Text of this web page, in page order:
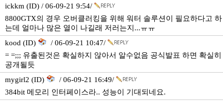
ickkm (ID) / 06-09-21 9:54/
8800GTX의 경우 오버클러킹을 위해 워터 솔루션이 필요하다고 하
는데 얼마나 많은 열이 나길래 저러는지...ㅠㅠ
kood (ID)
/ 06-09-21 10:47/
= =;;; 유출된것은 확실하지 않아서 알수없음 공식발표 하면 확실히
공개될듯
mygirl2 (ID)
/ 06-09-21 16:49/
384bit 메모리 인터페이스라.. 성능이 기대되네요.